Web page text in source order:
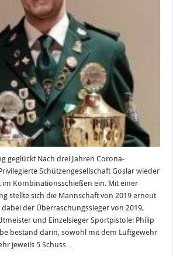
geglückt Nach drei Jahren Corona-
Schützengesellschaft Goslar wieder
im Kombinationsschießen ein. Mit einer
stellte sich die Mannschaft von 2019 erneut
der Überraschungssieger von 2019,
und Einzelsieger Sportpistole: Philip
bestand darin, sowohl mit dem Luftgewehr
jeweils 5 Schuss …